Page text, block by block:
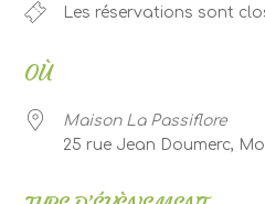
Les réservations sont
OÙ
Maison La Passiflore
25 rue Jean Doumerc,